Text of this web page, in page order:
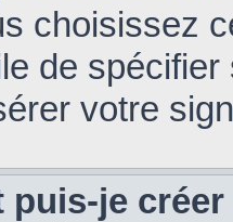
choisissez
de
votre
puis-je